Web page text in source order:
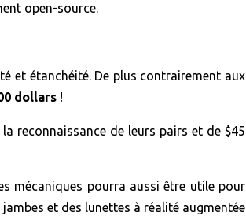
open-source.
et étanchéité. De plus contrairement aux
dollars !
reconnaissance de leurs pairs et de $45
mécaniques pourra aussi être utile pour
et des lunettes à réalité augmentée